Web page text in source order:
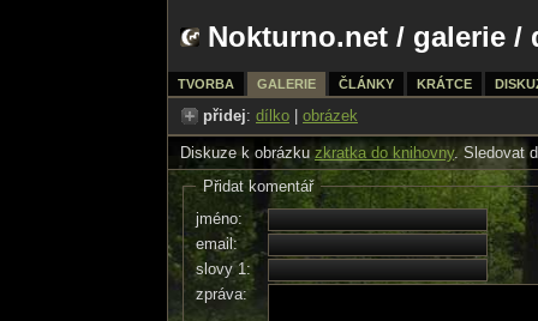
Nokturno.net / galerie /
TVORBA GALERIE ČLÁNKY KRÁTCE
přidej: dílko obrázek
Diskuze k obrázku zkratka do knihovny. Sledovat
Přidat komentář
jméno:
email:
slovy 1:
zpráva: